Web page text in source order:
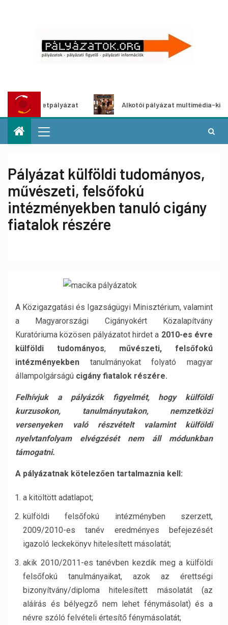
ötletpályázat Alkotói pályázat multimédia-kiállításhoz
Pályázat külföldi tudományos,
művészeti, felsőfokú
intézményekben tanuló cigány
fiatalok részére
A Közigazgatási és Igazságügyi Minisztérium, valamint
a Magyarországi Cigányokért Közalapítvány
Kuratóriuma közösen pályázatot hirdet a 2010-es évre
külföldi tudományos, művészeti, felsőfokú
intézményekben tanulmányokat folyató magyar
állampolgárságú cigány fiatalok részére.
Felhívjuk a pályázók figyelmét, hogy külföldi
kurzusokon, tanulmányutakon, nemzetközi
versenyeken való részvételt valamint külföldi
nyelvtanfolyam elvégzését nem áll módunkban
támogatni.
A pályázatnak kötelezően tartalmaznia kell:
a kitöltött adatlapot;
külföldi felsőfokú intézményben szerzett,
2009/2010-es tanév eredményes befejezését
igazoló leckekönyv hitelesített másolatát;
akik 2010/2011-es tanévben kezdik meg a külföldi
felsőfokú tanulmányaikat, azok az érettségi
bizonyítvány/diploma hitelesített másolatát (az
aláírás és bélyegző nem lehet fénymásolat) és a
névre szóló felvételi értesítő fénymásolatát;